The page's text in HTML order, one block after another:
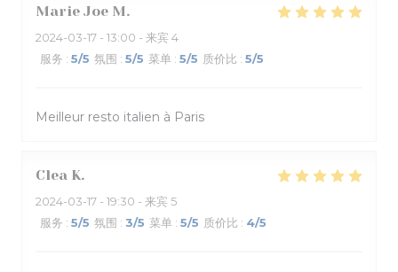
Marie Joe M
2024-03-17 - 13:00 - 来宾 4
服务 : 5/5 氛围 : 5/5 菜单 : 5/5 质价比 : 5/5
Meilleur resto italien à Paris
Clea K
2024-03-17 - 19:30 - 来宾 5
服务 : 5/5 氛围 : 3/5 菜单 : 5/5 质价比 : 4/5